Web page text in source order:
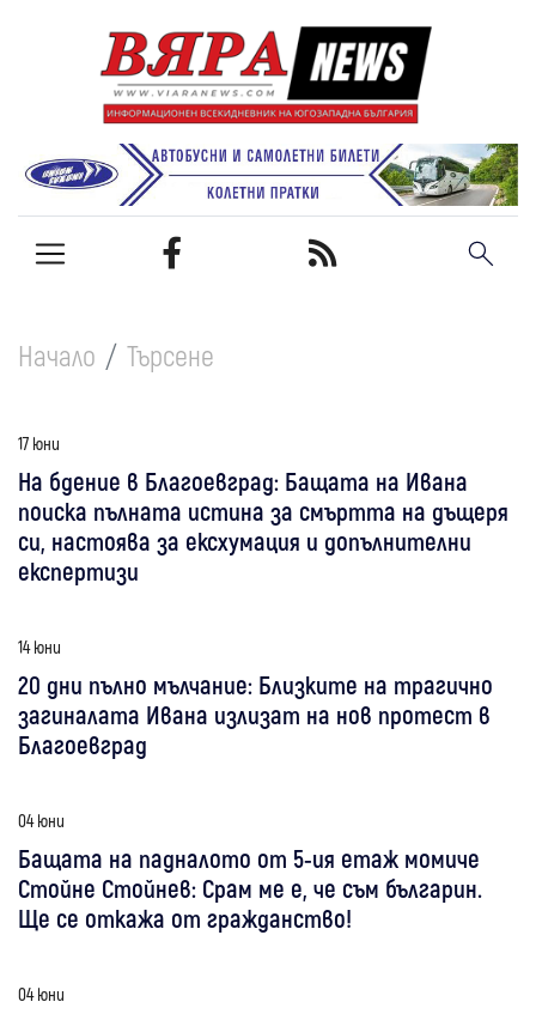
Начало Търсене
17 юни
На бдение в Благоевград: Бащата на Ивана
поиска пълната истина за смъртта на дъщеря
си, настоява за ексхумация и допълнителни
експертизи
14 юни
20 дни пълно мълчание: Близките на трагично
загиналата Ивана излизат на нов протест в
Благоевград
04 юни
Бащата на падналото от 5-ия етаж момиче
Стойне Стойнев: Срам ме е, че съм българин.
Ще се откажа от гражданство!
04 юни